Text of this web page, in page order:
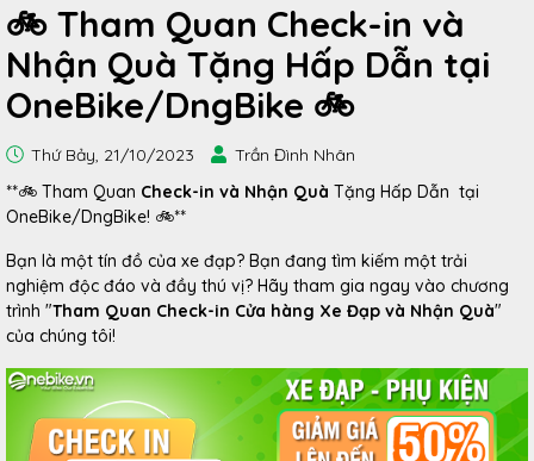
🚲 Tham Quan Check-in và
Nhận Quà Tặng Hấp Dẫn tại
OneBike/DngBike 🚲
Thứ Bảy, 21/10/2023
Trần Đình Nhân
**🚲 Tham Quan Check-in và Nhận Quà Tặng Hấp Dẫn tại
OneBike/DngBike! 🚲**
Bạn là một tín đồ của xe đạp? Bạn đang tìm kiếm một trải
nghiệm độc đáo và đầy thú vị? Hãy tham gia ngay vào chương
trình "Tham Quan Check-in Cửa hàng Xe Đạp và Nhận Quà"
của chúng tôi!